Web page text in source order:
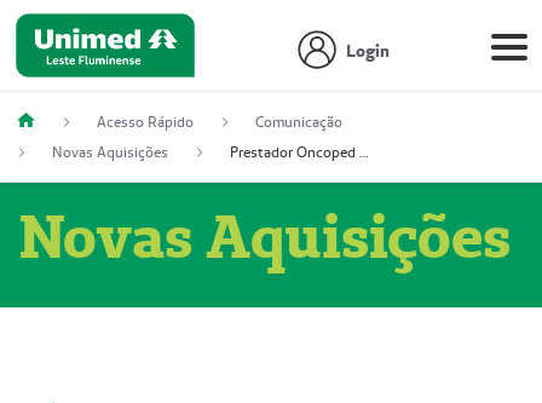
Login
Acesso Rápido
Comunicação
Novas Aquisições
Prestador Oncoped Serviços Médicos (51004335-0)
Novas Aquisições